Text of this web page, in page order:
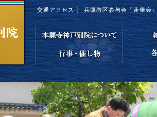
兵庫教区参与会『蓮華会』
交通アクセス